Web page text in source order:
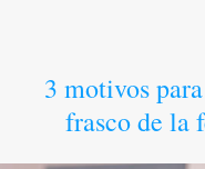
3 motivos
frasco de la